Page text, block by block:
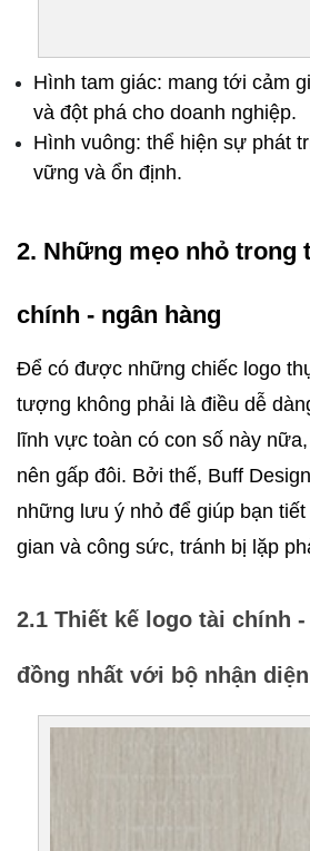
Hình tam giác: mang tới cảm
và đột phá cho doanh nghiệp.
Hình vuông: thể hiện sự phát
vững và ổn định.
2. Những mẹo nhỏ trong
chính - ngân hàng
Để có được những chiếc logo
tượng không phải là điều dễ
lĩnh vực toàn có con số này
nên gấp đôi. Bởi thế, Buff
những lưu ý nhỏ để giúp bạn
gian và công sức, tránh bị lặp
2.1 Thiết kế logo tài chính
đồng nhất với bộ nhận